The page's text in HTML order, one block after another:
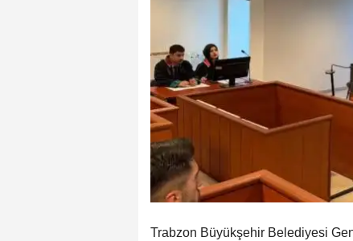
Trabzon Büyükşehir Belediyesi